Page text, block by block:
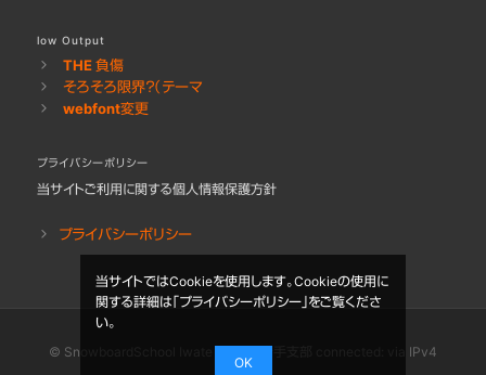
low Output
THE 負傷
そろそろ限界？（テーマ
webfont変更
プライバシーポリシー
当サイトご利用に関する個人情報保護方針
プライバシーポリシー
© SnowboardSchool Iwate - TSBA岩手支部 connected: via IPv4
当サイトではCookieを使用します。Cookieの使用に
関する詳細は「プライバシーポリシー 」をご覧くださ
い。
OK